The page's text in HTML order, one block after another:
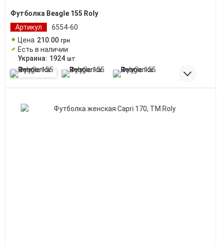
Футболка Beagle 155 Roly
Артикул
6554-60
Цена 210.00 грн
Есть в наличии
Украина: 1924 шт